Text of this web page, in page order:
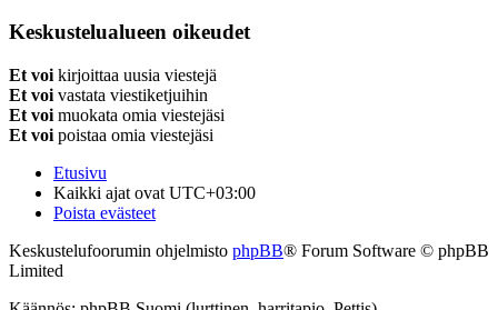
Keskustelualueen oikeudet
Et voi kirjoittaa uusia viestejä
Et voi vastata viestiketjuihin
Et voi muokata omia viestejäsi
Et voi poistaa omia viestejäsi
Etusivu
Kaikki ajat ovat UTC+03:00
Poista evästeet
Keskustelufoorumin ohjelmisto phpBB® Forum Software © phpBB
Limited